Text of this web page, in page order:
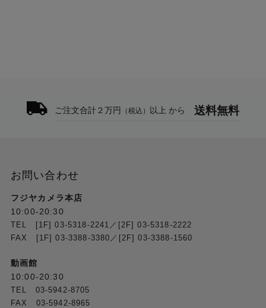
外形寸法：幅×高さ×奥行（付属バッテリー装着時) *6
本体質量
約985g(NP-FV50A 使用時,レンズフード,大型アイカ
ップ含む)
約1030g（NP-FV70A〈本体付属品〉使用時,レンズ
フード,大型アイカップ含む）
約1080g （NP-FV100A使用時,レンズフード,大型ア
イカップ含む）
ご注文合計２万円 （税込） 以上 から 送料無料
お問い合わせ
フジヤカメラ本店
10:00-20:30
TEL [1F] 03-5318-2241／[2F] 03-5318-2222
FAX [1F] 03-3388-3380／[2F] 03-3388-1560
動画館
10:00-20:30
TEL 03-5942-8705
FAX 03-5942-8965